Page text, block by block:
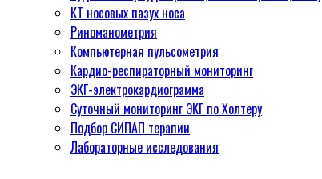
КТ носовых пазух носа
Риноманометрия
Компьютерная пульсометрия
Кардио-респираторный мониторинг
ЭКГ-электрокардиограмма
Суточный мониторинг ЭКГ по Холтеру
Подбор СИПАП терапии
Лабораторные исследования